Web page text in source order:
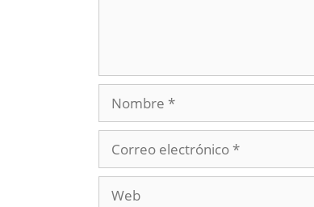
Nombre
electrónico